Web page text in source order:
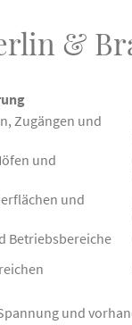
&
Zugängen und
und
und
Betriebsbereiche
und